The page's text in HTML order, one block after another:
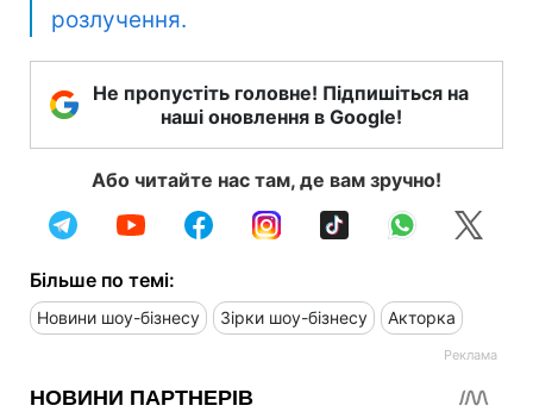
розлучення.
Не пропустіть головне! Підпишіться на
наші оновлення в Google!
Або читайте нас там, де вам зручно!
Більше по темі:
Новини шоу-бізнесу Зірки шоу-бізнесу Акторка